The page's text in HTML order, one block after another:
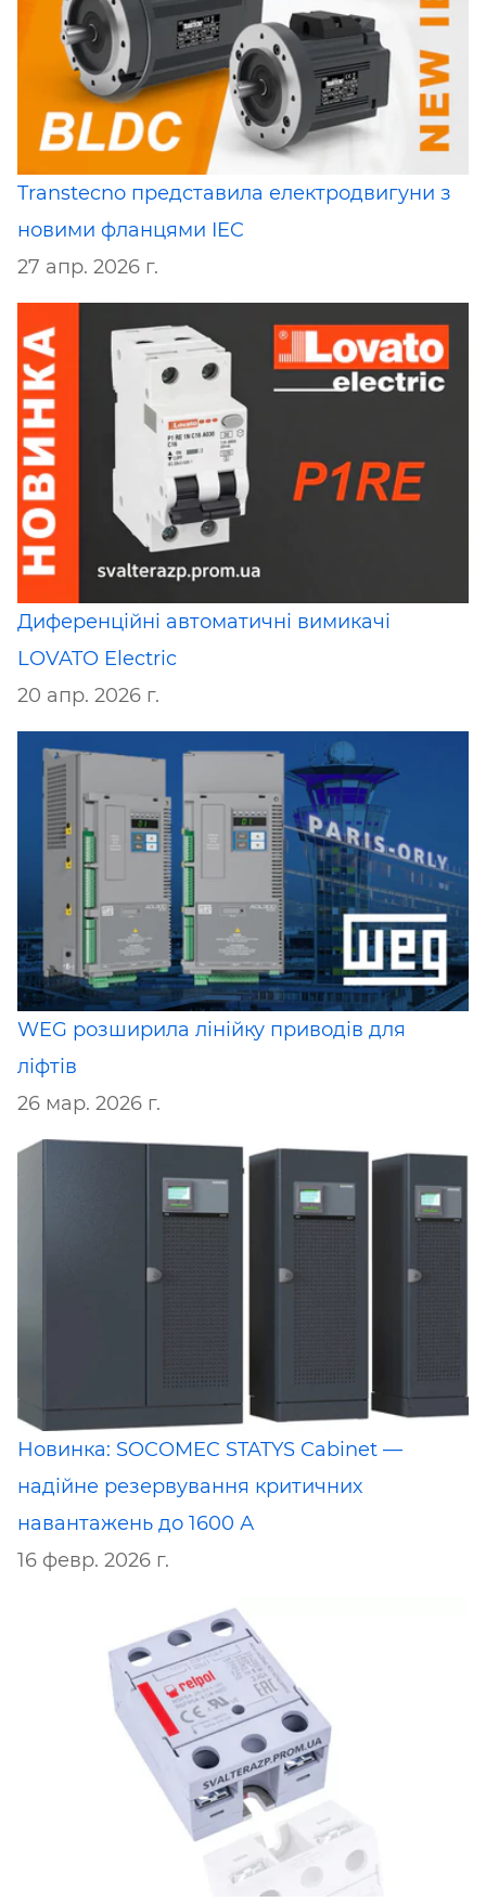
Transtecno представила електродвигуни з
новими фланцями IEC
27 апр. 2026 г.
Диференційні автоматичні вимикачі
LOVATO Electric
20 апр. 2026 г.
WEG розширила лінійку приводів для
ліфтів
26 мар. 2026 г.
Новинка: SOCOMEC STATYS Cabinet —
надійне резервування критичних
навантажень до 1600 А
16 февр. 2026 г.